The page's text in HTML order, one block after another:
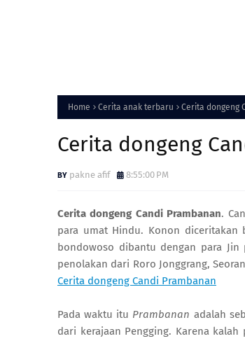
Home Cerita anak terbaru Cerita dongeng
Cerita dongeng
pakne afif 8:55:00 PM
Cerita dongeng Candi Prambanan.
para umat Hindu. Konon diceritakan
bondowoso dibantu dengan para
penolakan dari Roro Jonggrang,
Cerita dongeng Candi Prambanan
Pada waktu itu Prambanan adalah
dari kerajaan Pengging. Karena